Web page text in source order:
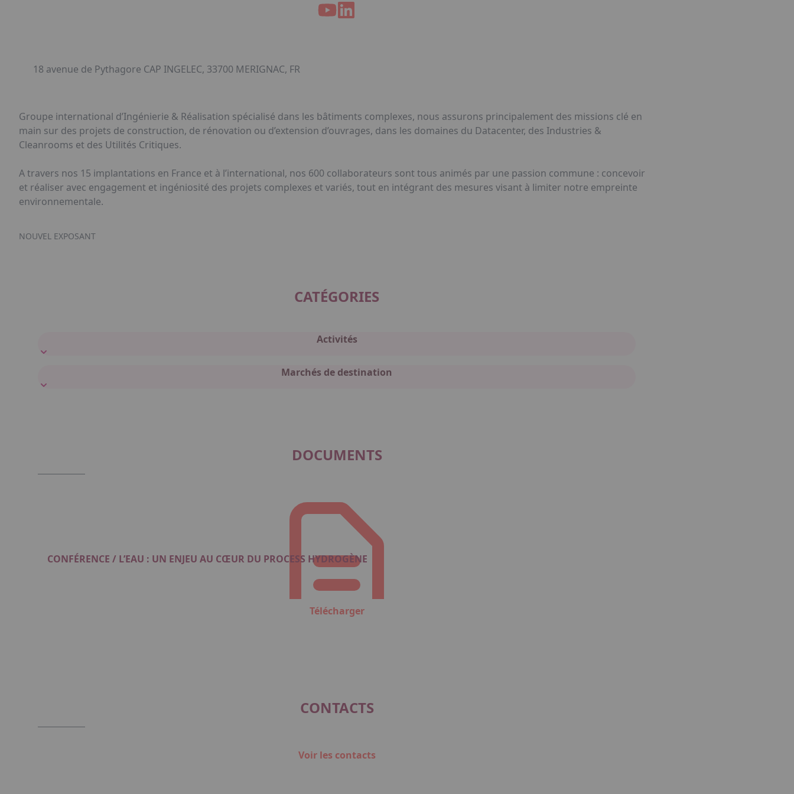
18 avenue de Pythagore CAP INGELEC, 33700 MERIGNAC, FR
Groupe international d’Ingénierie & Réalisation spécialisé dans les bâtiments complexes, nous assurons principalement des missions clé en
main sur des projets de construction, de rénovation ou d’extension d’ouvrages, dans les domaines du Datacenter, des Industries &
Cleanrooms et des Utilités Critiques.
A travers nos 15 implantations en France et à l’international, nos 600 collaborateurs sont tous animés par une passion commune : concevoir
et réaliser avec engagement et ingéniosité des projets complexes et variés, tout en intégrant des mesures visant à limiter notre empreinte
environnementale.
NOUVEL EXPOSANT
CATÉGORIES
Activités
Marchés de destination
DOCUMENTS
CONFÉRENCE / L’EAU : UN ENJEU AU CŒUR DU PROCESS HYDROGÈNE
Télécharger
CONTACTS
Voir les contacts